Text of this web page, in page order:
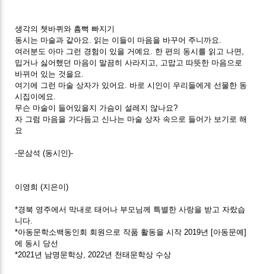
생각의 쳇바퀴와 흠뻑 빠지기
동시는 마술과 같아요. 읽는 이들이 마음을 바꾸어 주니까요.
여러분도 아마 그런 경험이 있을 거예요. 한 편의 동시를 읽고 나면,
밉거나 싫어했던 마음이 말끔히 사라지고, 고맙고 따뜻한 마음으로
바뀌어 있는 것을요.
여기에 그런 마술 상자가 있어요. 바로 시인이 우리들에게 선물한 동
시집이에요.
무슨 마술이 들어있을지 가슴이 설레지 않나요?
자 그럼 마음을 가다듬고 신나는 마술 상자 속으로 들어가 보기로 해
요
-문삼석 (동시인)-
이영희 (지은이)
*경북 영주에서 막내로 태어나 부모님께 특별한 사랑을 받고 자랐습
니다.
*아동문학소백동인회 회원으로 작품 활동을 시작 2019년 [아동문예]
에 동시 당선
*2021년 남명문학상, 2022년 천태문학상 수상